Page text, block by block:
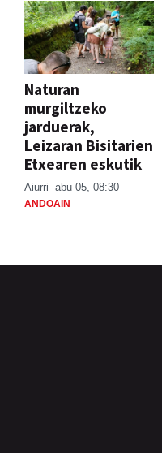
Naturan
murgiltzeko
jarduerak,
Leizaran Bisitarien
Etxearen eskutik
Aiurri abu 05, 08:30
ANDOAIN